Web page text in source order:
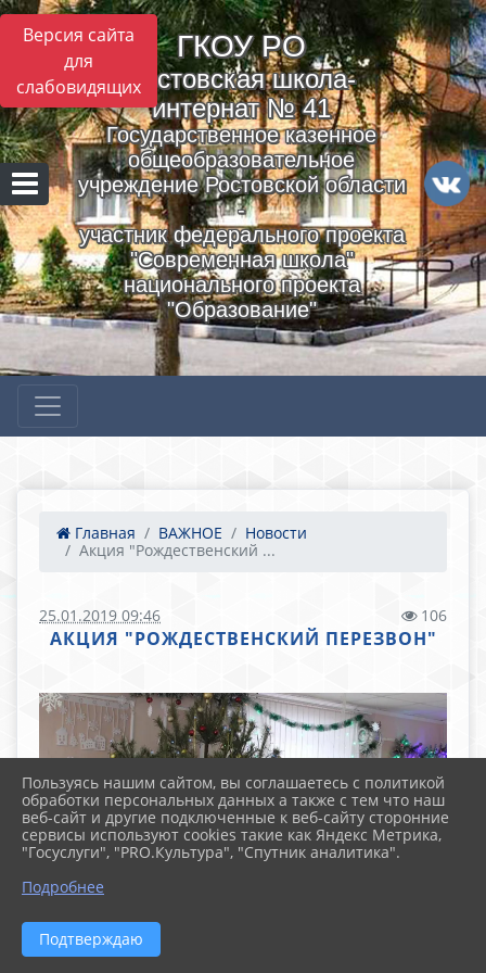
Версия сайта
для
слабовидящих
ГКОУ РO
Ростовская школа-
интернат № 41
Государственное казенное
общеобразовательное
учреждение Ростовской области
-
участник федерального проекта
"Современная школа"
национального проекта
"Образование"
Главная ВАЖНОЕ
Новости
Акция "Рождественский ...
25.01.2019 09:46 106
АКЦИЯ "РОЖДЕСТВЕНСКИЙ ПЕРЕЗВОН"
Пользуясь нашим сайтом, вы соглашаетесь с политикой
обработки персональных данных а также с тем что наш
веб-сайт и другие подключенные к веб-сайту сторонние
сервисы используют cookies такие как Яндекс Метрика,
"Госуслуги", "PRO.Культура", "Спутник аналитика".
Подробнее
Подтверждаю